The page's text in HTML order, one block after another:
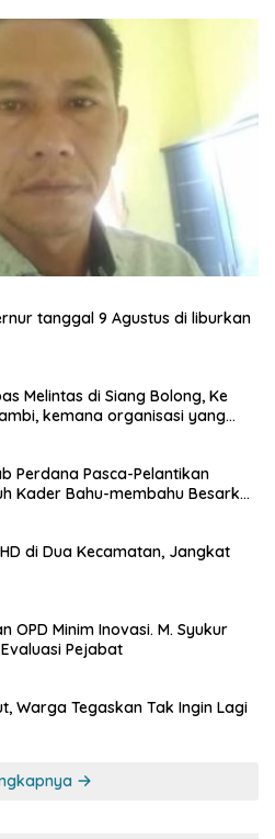
tanggal 9 Agustus di liburkan
Melintas di Siang Bolong, Ke
kemana organisasi yang
Perdana Pasca-Pelantikan
Kader Bahu-membahu Besarkan
di Dua Kecamatan, Jangkat
OPD Minim Inovasi. M. Syukur
Pejabat
Warga Tegaskan Tak Ingin Lagi